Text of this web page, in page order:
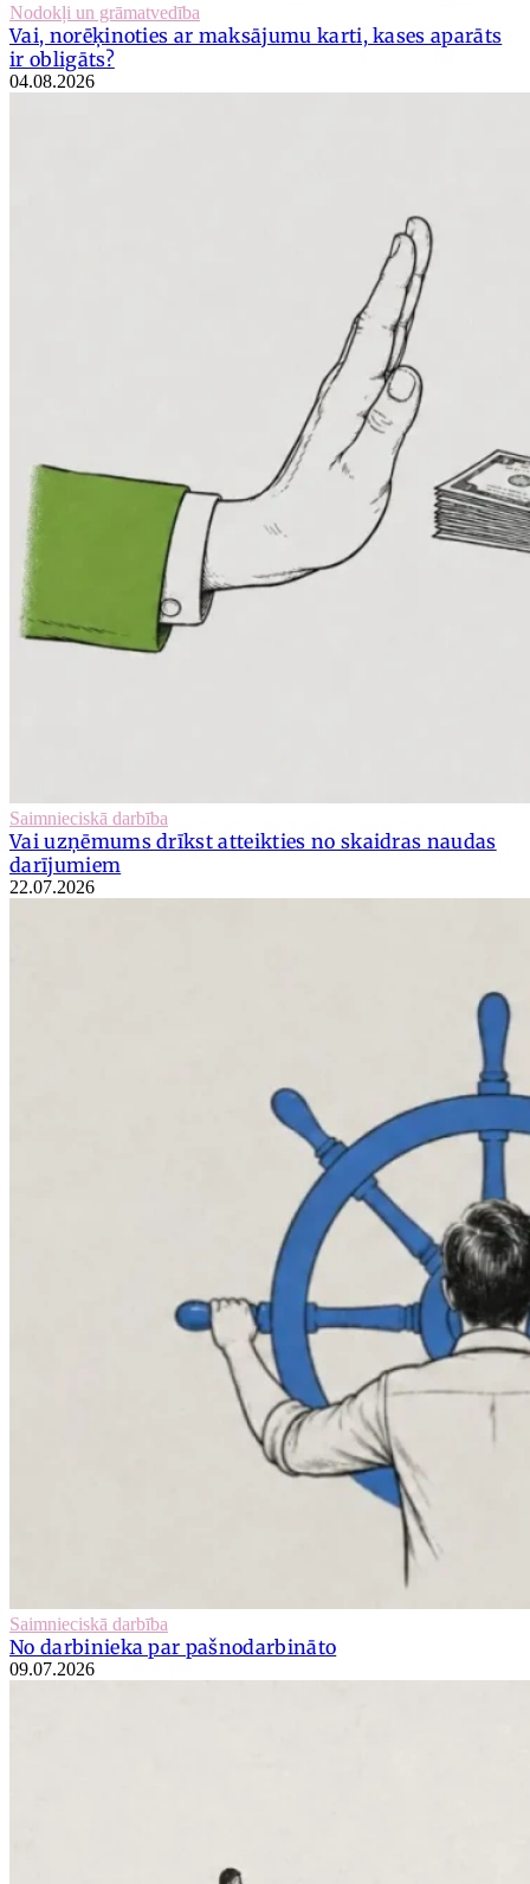
Nodokļi un grāmatvedība
Vai, norēķinoties ar maksājumu karti, kases aparāts
ir obligāts?
04.08.2026
Saimnieciskā darbība
Vai uzņēmums drīkst atteikties no skaidras naudas
darījumiem
22.07.2026
Saimnieciskā darbība
No darbinieka par pašnodarbināto
09.07.2026